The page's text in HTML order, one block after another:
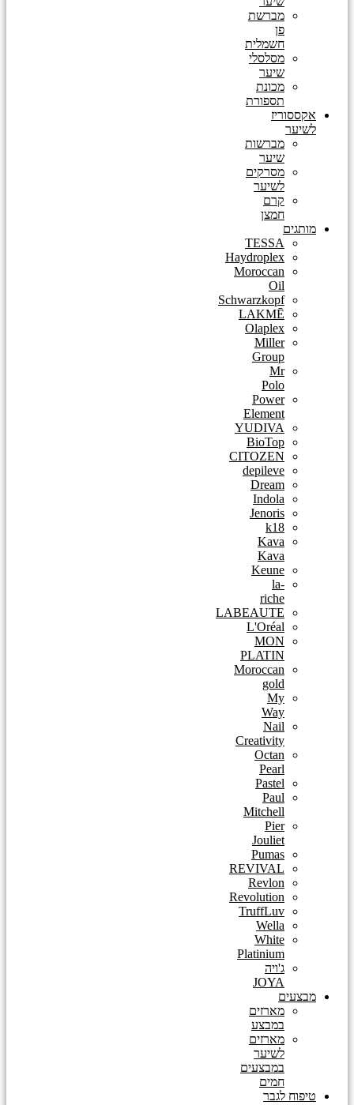
מברשת
פן
חשמלית
מסלסלי
שיער
מכונת
תספורת
אקססוריז
לשיער
מברשות
שיער
מסרקים
לשיער
קרם
חמצן
מותגים
TESSA
Haydroplex
Moroccan
Oil
Schwarzkopf
LAKMĒ
Olaplex
Miller
Group
Mr
Polo
Power
Element
YUDIVA
BioTop
CITOZEN
depileve
Dream
Indola
Jenoris
k18
Kava
Kava
Keune
la-
riche
LABEAUTE
L'Oréal
MON
PLATIN
Moroccan
gold
My
Way
Nail
Creativity
Octan
Pearl
Pastel
Paul
Mitchell
Pier
Jouliet
Pumas
REVIVAL
Revlon
Revolution
TruffLuv
Wella
White
Platinium
ג'ויה
JOYA
מבצעים
מארזים
במבצע
מארזים
לשיער
במבצעים
חמים
טיפוח לגבר